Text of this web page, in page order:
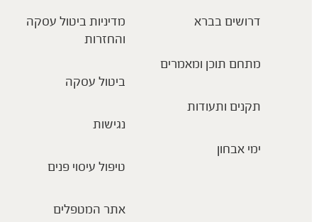
דרושים בברא
מתחם תוכן ומאמרים
תקנים ותעודות
ימי אבחון
מדיניות ביטול עסקה
והחזרות
ביטול עסקה
נגישות
טיפול עיסוי פנים
אתר המטפלים